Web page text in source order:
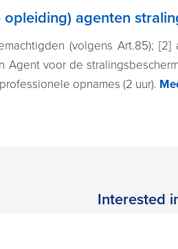
opleiding) agenten
(volgens Art.85);
Agent voor de
opnames (2 uur).
Interested